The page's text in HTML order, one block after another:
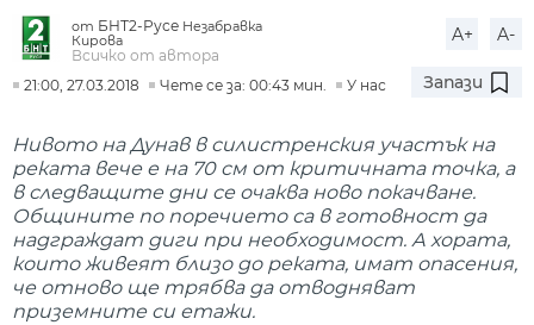
от БНТ2-Русе Незабравка
Кирова
Всичко от автора
A+ A-
21:00, 27.03.2018 Чете се за: 00:43 мин. У нас Запази
Нивото на Дунав в силистренския участък на
реката вече е на 70 см от критичната точка, а
в следващите дни се очаква ново покачване.
Общините по поречието са в готовност да
надграждат диги при необходимост. А хората,
които живеят близо до реката, имат опасения,
че отново ще трябва да отводняват
приземните си етажи.